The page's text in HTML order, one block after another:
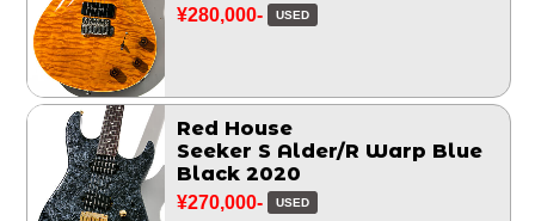
¥280,000- USED
Red House
Seeker S Alder/R Warp Blue
Black 2020
¥270,000- USED